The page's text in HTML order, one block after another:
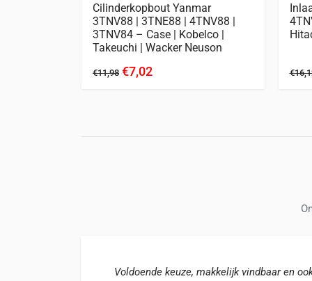
Cilinderkopbout Yanmar
3TNV88 | 3TNE88 | 4TNV88 |
3TNV84 – Case | Kobelco |
Takeuchi | Wacker Neuson
€11,98 €7,02
Voldoende keuze, makkelijk vindbaar en